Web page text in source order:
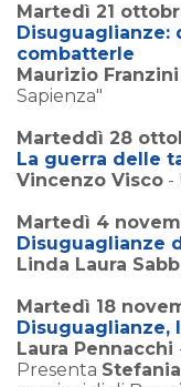
Martedì 21
Disuguaglianze:
combatterle
Maurizio Franzini
Sapienza"
Marteddì 28
La guerra delle
Vincenzo Visco -
Martedì 4
Disuguaglianze
Linda Laura
Martedì 18
Disuguaglianze,
Laura Pennacchi
Presenta